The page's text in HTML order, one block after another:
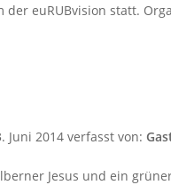
euRUBvision statt.
Juni 2014 verfasst von:
Jesus und ein